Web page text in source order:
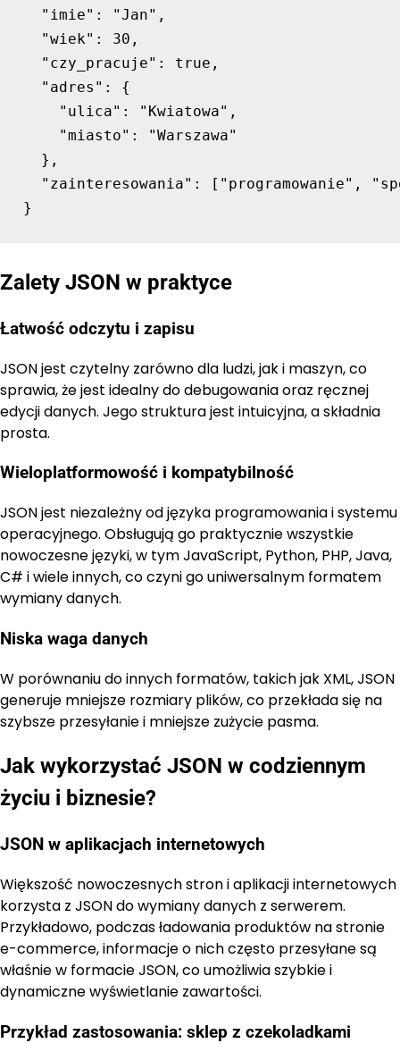
  "imie": "Jan",
  "wiek": 30,
  "czy_pracuje": true,
  "adres": {
    "ulica": "Kwiatowa",
    "miasto": "Warszawa"
  },
"zainteresowania": ["programowanie",
}
Zalety JSON w praktyce
Łatwość odczytu i zapisu
JSON jest czytelny zarówno dla ludzi, jak i maszyn, co
sprawia, że jest idealny do debugowania oraz ręcznej
edycji danych. Jego struktura jest intuicyjna, a składnia
prosta.
Wieloplatformowość i kompatybilność
JSON jest niezależny od języka programowania i systemu
operacyjnego. Obsługują go praktycznie wszystkie
nowoczesne języki, w tym JavaScript, Python, PHP, Java,
C# i wiele innych, co czyni go uniwersalnym formatem
wymiany danych.
Niska waga danych
W porównaniu do innych formatów, takich jak XML, JSON
generuje mniejsze rozmiary plików, co przekłada się na
szybsze przesyłanie i mniejsze zużycie pasma.
Jak wykorzystać JSON w codziennym
życiu i biznesie?
JSON w aplikacjach internetowych
Większość nowoczesnych stron i aplikacji internetowych
korzysta z JSON do wymiany danych z serwerem.
Przykładowo, podczas ładowania produktów na stronie
e-commerce, informacje o nich często przesyłane są
właśnie w formacie JSON, co umożliwia szybkie i
dynamiczne wyświetlanie zawartości.
Przykład zastosowania: sklep z czekoladkami